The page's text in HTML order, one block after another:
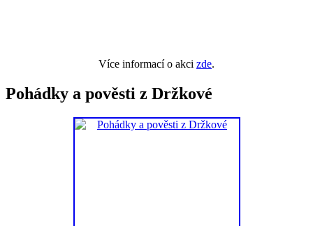
Více informací o akci zde.
Pohádky a pověsti z Držkové